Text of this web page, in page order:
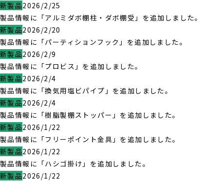
新製品2026/2/25
製品情報に「アルミダボ棚柱・ダボ棚受」を追加しました。
新製品2026/2/20
製品情報に「パーティションフック」を追加しました。
新製品2026/2/9
製品情報に「プロビス」を追加しました。
新製品2026/2/4
製品情報に「換気用塩ビパイプ」を追加しました。
新製品2026/2/4
製品情報に「樹脂製棚ストッパー」を追加しました。
新製品2026/1/22
製品情報に「フリーポイント金具」を追加しました。
新製品2026/1/22
製品情報に「ハシゴ掛け」を追加しました。
新製品2026/1/22